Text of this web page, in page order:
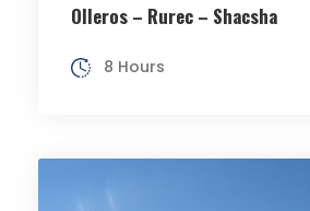
Olleros – Rurec – Shacsha
8 Hours